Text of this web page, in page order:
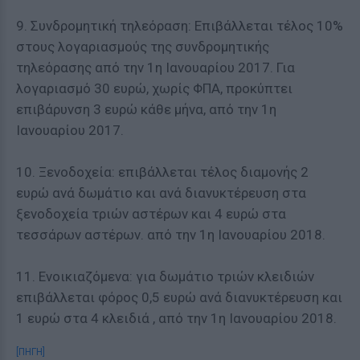
9. Συνδρομητική τηλεόραση: Επιβάλλεται τέλος 10%
στους λογαριασμούς της συνδρομητικής
τηλεόρασης από την 1η Ιανουαρίου 2017. Για
λογαριασμό 30 ευρώ, χωρίς ΦΠΑ, προκύπτει
επιβάρυνση 3 ευρώ κάθε μήνα, από την 1η
Ιανουαρίου 2017.
10. Ξενοδοχεία: επιβάλλεται τέλος διαμονής 2
ευρώ ανά δωμάτιο και ανά διανυκτέρευση στα
ξενοδοχεία τριών αστέρων και 4 ευρώ στα
τεσσάρων αστέρων. από την 1η Ιανουαρίου 2018.
11. Ενοικιαζόμενα: για δωμάτιο τριών κλειδιών
επιβάλλεται φόρος 0,5 ευρώ ανά διανυκτέρευση και
1 ευρώ στα 4 κλειδιά , από την 1η Ιανουαρίου 2018.
[ΠΗΓΗ]